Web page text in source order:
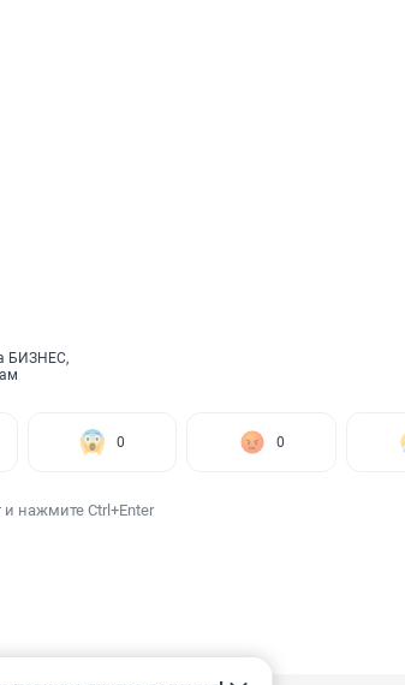
БИЗНЕС,
0 0
нажмите Ctrl+Enter